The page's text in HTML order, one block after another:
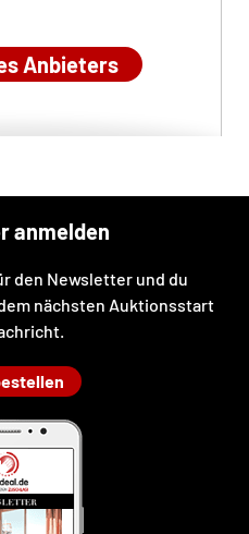
Anbieters
anmelden
den Newsletter und du
nächsten Auktionsstart